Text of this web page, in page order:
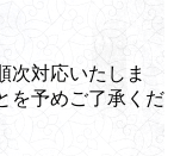
次対応いたしま
を予めご了承くだ